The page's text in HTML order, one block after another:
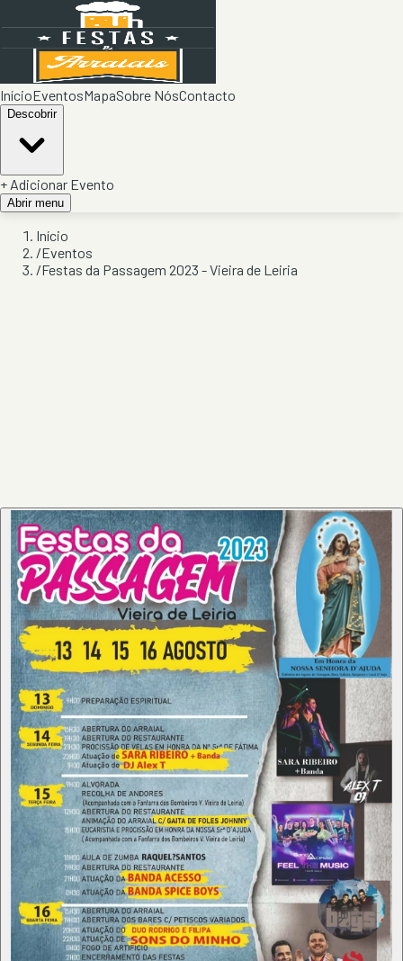
InícioEventosMapaSobre NósContacto
Descobrir
+ Adicionar Evento
Abrir menu
Início
/Eventos
/Festas da Passagem 2023 - Vieira de Leiria